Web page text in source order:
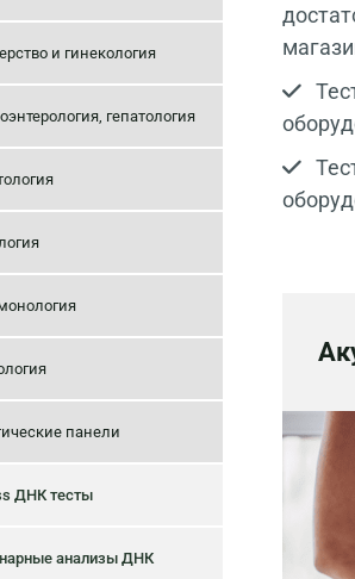
и гинекология
гепатология
панели
ДНК тесты
анализы ДНК

